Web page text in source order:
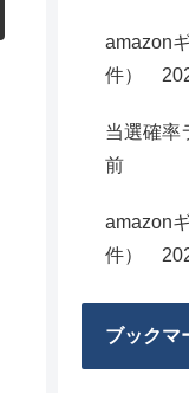
amazon
件）
当選確
前
amazon
件）
ブックマ